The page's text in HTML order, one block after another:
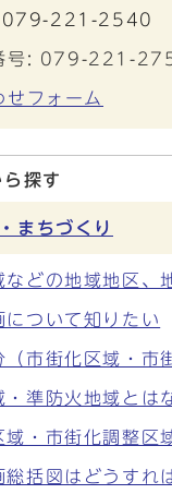
079-221-2540
号: 079-221-
せフォーム
探す
まちづくり
などの地域地区、
について知りたい
（市街化区域・市
・準防火地域とは
域・市街化調整区
総括図はどうすれ